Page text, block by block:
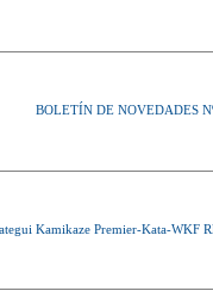
BOLETÍN DE NOVEDADES
Kamikaze Premier-Kata-WKF